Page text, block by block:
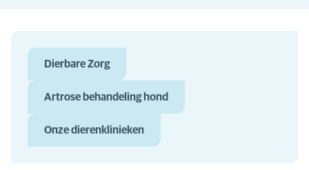
Dierbare Zorg
Artrose behandeling hond
Onze dierenklinieken